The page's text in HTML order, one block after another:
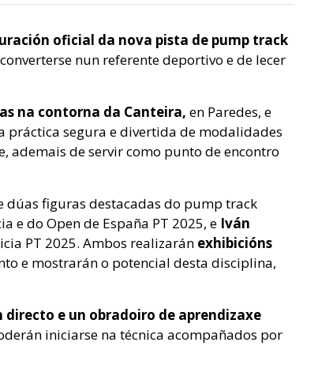
oficial da nova pista de pump track
nun referente deportivo e de lecer
na contorna da Canteira, en Paredes, e
práctica segura e divertida de modalidades
ademais de servir como punto de encontro
dúas figuras destacadas do pump track
e do Open de España PT 2025, e Iván
PT 2025. Ambos realizarán exhibicións
e mostrarán o potencial desta disciplina,
directo e un obradoiro de aprendizaxe
iniciarse na técnica acompañados por